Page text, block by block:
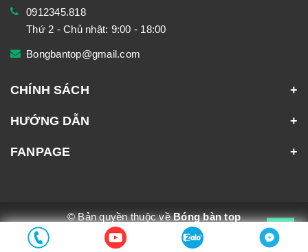
0912345.818
Thứ 2 - Chủ nhật: 9:00 - 18:00
Bongbantop@gmail.com
CHÍNH SÁCH
HƯỚNG DẪN
FANPAGE
© Bản quyền thuộc vềBóng bàn top
Cung cấp bởi
Sapo